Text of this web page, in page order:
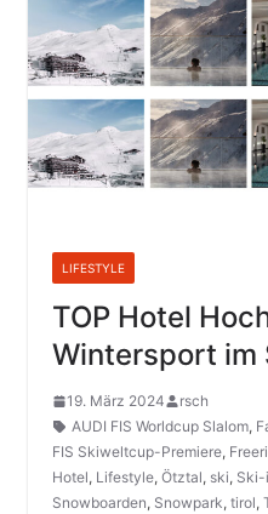
LIFESTYLE
TOP Hotel
Wintersport im
19. März 2024
rsch
AUDI FIS Worldcup Slalom,
FIS Skiweltcup-Premiere,
Hotel, Lifestyle, Ötztal, ski, Ski-
Snowboarden, Snowpark, tirol,